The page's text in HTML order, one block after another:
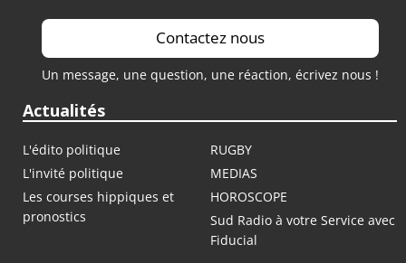
Contactez nous
Un message, une question, une réaction, écrivez nous !
Actualités
L'édito politique
RUGBY
L'invité politique
MEDIAS
Les courses hippiques et
pronostics
HOROSCOPE
Sud Radio à votre Service avec
Fiducial